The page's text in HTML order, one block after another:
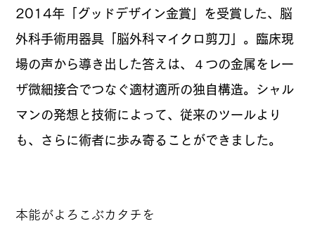
2014年「グッドデザイン金賞」を受賞した、脳
外科手術用器具「脳外科マイクロ剪刀」。臨床現
場の声から導き出した答えは、４つの金属をレー
ザ微細接合でつなぐ適材適所の独自構造。シャル
マンの発想と技術によって、従来のツールより
も、さらに術者に歩み寄ることができました。
本能がよろこぶカタチを